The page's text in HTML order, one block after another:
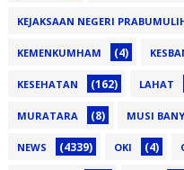
KEJAKSAAN NEGERI
KEMENKUMHAM (4)
KESEHATAN (162) LAHAT
MURATARA (8) MUSI
NEWS (4339) OKI (4)